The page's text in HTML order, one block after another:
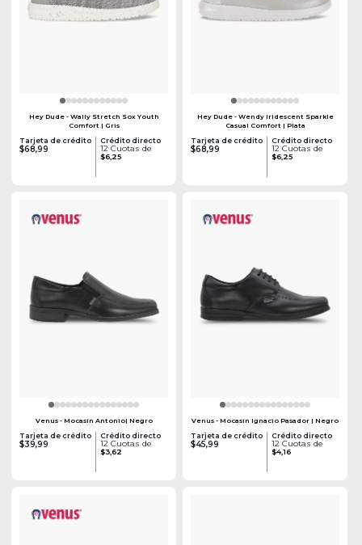
Hey Dude - Wally Stretch Sox Youth
Comfort | Gris
Tarjeta de crédito
$68,99
Crédito directo
12 Cuotas de
$6,25
Hey Dude - Wendy Iridescent Sparkle
Casual Comfort | Plata
Tarjeta de crédito
$68,99
Crédito directo
12 Cuotas de
$6,25
Venus - Mocasín Antonio| Negro
Tarjeta de crédito
$39,99
Crédito directo
12 Cuotas de
$3,62
Venus - Mocasín Ignacio Pasador | Negro
Tarjeta de crédito
$45,99
Crédito directo
12 Cuotas de
$4,16